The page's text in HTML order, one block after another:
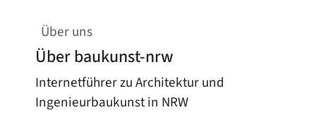
Über uns
Über baukunst-nrw
Internetführer zu Architektur und
Ingenieurbaukunst in NRW